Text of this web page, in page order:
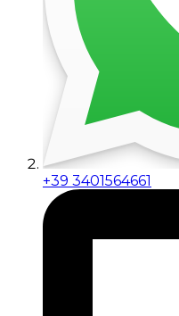
+39 3401564661